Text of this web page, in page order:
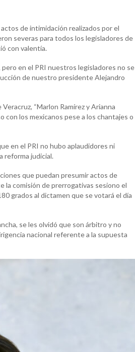
de intimidación realizados por el
severas para todos los legisladores de
con valentía.
en el PRI nuestros legisladores no se
de nuestro presidente Alejandro
“Marlon Ramírez y Arianna
con los mexicanos pese a los chantajes o
en el PRI no hubo aplaudidores ni
reforma judicial.
que puedan presumir actos de
la comisión de prerrogativas sesiono el
grados al dictamen que se votará el día
se les olvidó que son árbitro y no
nacional referente a la supuesta